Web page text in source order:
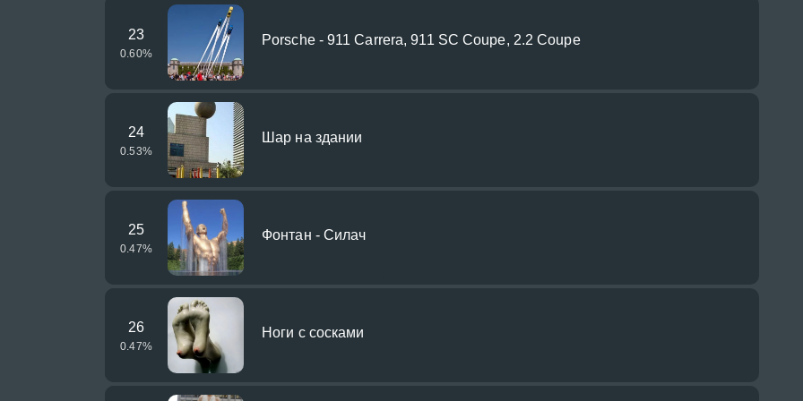
23
0.60%
Porsche - 911 Carrera, 911 SC Coupe, 2.2 Coupe
24
0.53%
Шар на здании
25
0.47%
Фонтан - Силач
26
0.47%
Ноги с сосками